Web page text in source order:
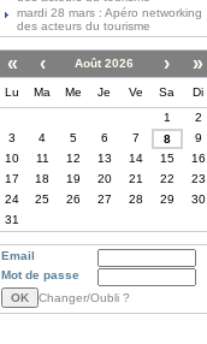
mardi 28 mars : Apéro networking
des acteurs du tourisme
« ‹ Août 2026 › »
Lu Ma Me Je Ve Sa
Di
1
2
3
4 5 6 7 8
9
10
11 12 13 14 15
16
17
18 19 20 21 22
23
24
25 26 27 28 29
30
31
Email
Mot de passe
Changer/Oubli ?